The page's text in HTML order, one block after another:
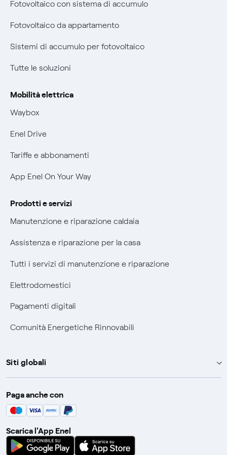
Remit
Certificazioni
Nuove regole europee per la protezione dei dati
Offerte Placet non vulnerabili
Offerta Tutela Vulnerabilità Gas
Mobilità Elettrica
Phishing e truffe online
Verifica chi ti ha chiamato
Agevolazione utenti con disabilità per offerte Fibra
Fotovoltaico con sistema di accumulo
Fotovoltaico da appartamento
Sistemi di accumulo per fotovoltaico
Tutte le soluzioni
Mobilità elettrica
Waybox
Enel Drive
Tariffe e abbonamenti
App Enel On Your Way
Prodotti e servizi
Manutenzione e riparazione caldaia
Assistenza e riparazione per la casa
Tutti i servizi di manutenzione e riparazione
Elettrodomestici
Pagamenti digitali
Comunità Energetiche Rinnovabili
Siti globali
Enel Group
Enel Green Power
Global Procurement
Gridspertise
Paga anche con
Scarica l'App Enel